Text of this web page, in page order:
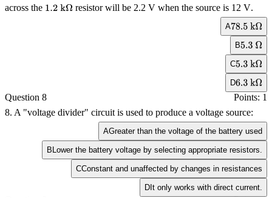
across the1.2 kΩ resistor will be2.2 Vwhen the source is 12 V
A78.5 kΩ
B5.3 Ω
C5.3 kΩ
D6.3 kΩ
Question 8
Points: 1
8. A "voltage divider" circuit is used to produce a voltage source:
AGreater than the voltage of the battery used
BLower the battery voltage by selecting appropriate resistors.
CConstant and unaffected by changes in resistances
DIt only works with direct current.